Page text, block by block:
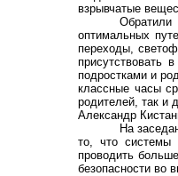
взрывчатые
оптимальных
переходы,
присутствовать
подростками и
классные часы
родителей, так и
Александр
На
то, что системы
проводить
безопасности во